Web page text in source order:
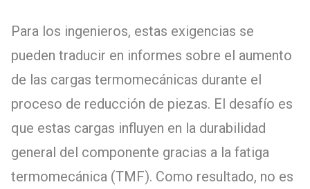
Para los ingenieros, estas exigencias se
pueden traducir en informes sobre el aumento
de las cargas termomecánicas durante el
proceso de reducción de piezas. El desafío es
que estas cargas influyen en la durabilidad
general del componente gracias a la fatiga
termomecánica (TMF). Como resultado, no es